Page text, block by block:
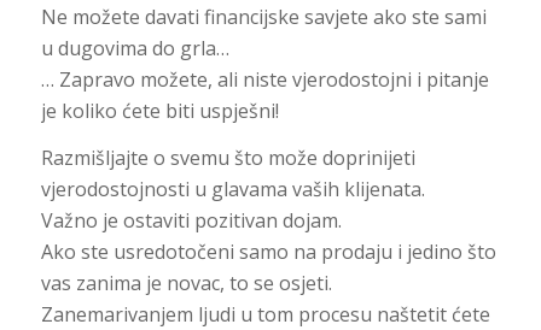
Ne možete davati financijske savjete ako ste sami
u dugovima do grla…
… Zapravo možete, ali niste vjerodostojni i pitanje
je koliko ćete biti uspješni!
Razmišljajte o svemu što može doprinijeti
vjerodostojnosti u glavama vaših klijenata.
Važno je ostaviti pozitivan dojam.
Ako ste usredotočeni samo na prodaju i jedino što
vas zanima je novac, to se osjeti.
Zanemarivanjem ljudi u tom procesu naštetit ćete